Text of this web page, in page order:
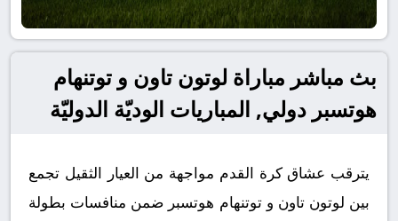
بث مباشر مباراة لوتون تاون و توتنهام
هوتسبر دولي, المباريات الوديّة الدوليّة
يترقب عشاق كرة القدم مواجهة من العيار الثقيل تجمع
بين لوتون تاون و توتنهام هوتسبر ضمن منافسات بطولة